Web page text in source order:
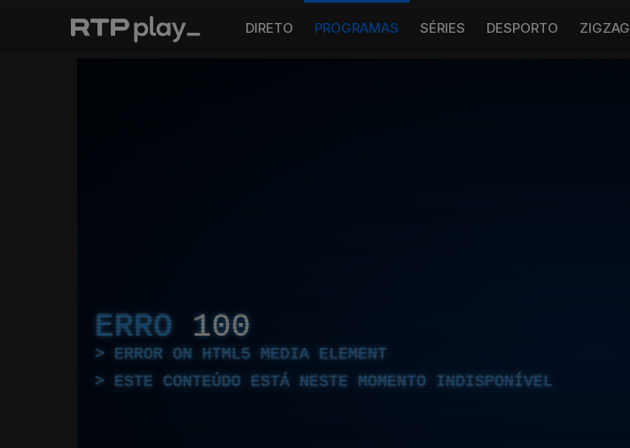
DIRETO PROGRAMAS SÉRIES DESPORTO ZIGZAG
ERRO 100
ERROR ON HTML5 MEDIA ELEMENT
ESTE CONTEÚDO ESTÁ NESTE MOMENTO INDISPONÍVEL